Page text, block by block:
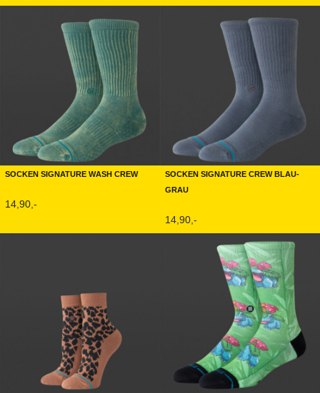
Socken Signature Wash Crew
14,90,-
Socken Signature Crew Blau-
Grau
14,90,-